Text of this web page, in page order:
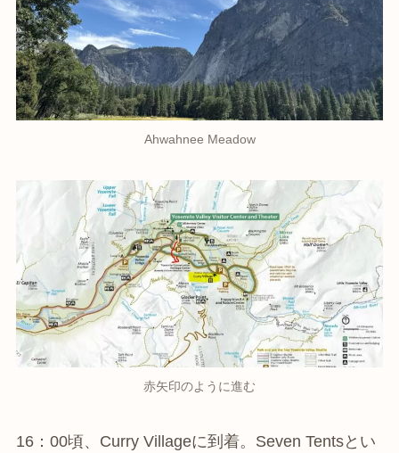
Ahwahnee Meadow
赤矢印のように進む
16：00頃、Curry Villageに到着。Seven Tentsとい